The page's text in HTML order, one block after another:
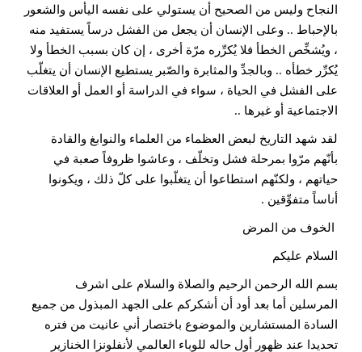
النجاح وليس من الصحيح أن يستولي على نفسه اليأس والشعور
بالإحباط .. وعلى الإنسان أن يجعل من الفشل درساً يستفيد منه
، ويُشخِّص الخطأ فلا يُكرِّره مرّة أخرى ، إن كان بسبب الخطأ ولا
يُكرِّر خطأه .. وبالجدِّ والمثابرة والصّبر يستطيع الإنسان أن يتغلّب
على الفشل في الحياة ، سواء في الدراسة أو العمل أو العلاقات
الاجتماعية أو غيرها ..
لقد شهد التاريخ لبعض العظماء من العلماء والنوابغ والقادة
بأنّهم مرّوا بمرحلة فشل وتخلّف ، وعاشوا ظروفاً صعبة في
حياتهم ، ولكنّهم استطاعوا أن يتغلّبوا على كلّ ذلك ، ويكونوا
أناساً متفوِّقين .
الخوف من المرض
السلام عليكم
بسم الله الرحمن الرحيم والصلاة والسلام على اشرف
المرسلين أما بعد أود أن أشكركم على الجهد المبذول من جميع
السادة المستشارين والموضوع باختصار أني عانيت من فتره
تحديدا عند ظهور أول حاله للوباء العالمي لأنفلونزا الخنازير